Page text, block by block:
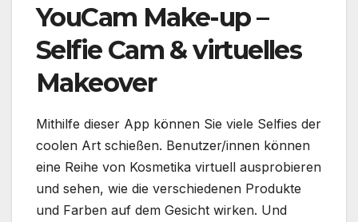
YouCam Make-up –
Selfie Cam & virtuelles
Makeover
Mithilfe dieser App können Sie viele Selfies der
coolen Art schießen. Benutzer/innen können
eine Reihe von Kosmetika virtuell ausprobieren
und sehen, wie die verschiedenen Produkte
und Farben auf dem Gesicht wirken. Und